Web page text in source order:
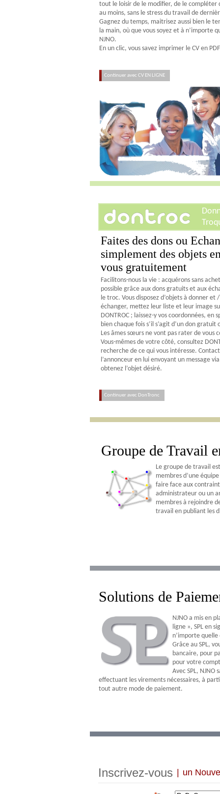
tout le loisir de le modifier, de le compléter
au moins, sans le stress du travail de
Gagnez du temps, maitrisez aussi bien le
la main, où que vous soyez et à n’importe
NJNO.
En un clic, vous savez imprimer le CV en
Continuer avec CV EN LIGNE
Faites des dons ou
simplement des objets
vous gratuitement
Facilitons-nous la vie : acquérons sans
possible grâce aux dons gratuits et aux
le troc. Vous disposez d’objets à donner et
échanger, mettez leur liste et leur image
DONTROC ; laissez-y vos coordonnées, en
bien chaque fois s’il s’agit d’un don gratuit
Les âmes sœurs ne vont pas rater de vous
Vous-mêmes de votre côté, consultez
recherche de ce qui vous intéresse.
l’annonceur en lui envoyant un message
obtenez l’objet désiré.
Continuer avec DonTronc
Groupe de Travail
Le groupe de travail
membres d’une
faire face aux
administrateur ou un
membres à rejoindre
travail en publiant les
Solutions de
NJNO a mis en
ligne », SPL en
n’importe
Grâce au SPL,
bancaire, pour
pour votre
Avec SPL,
effectuant les virements nécessaires, à
tout autre mode de paiement.